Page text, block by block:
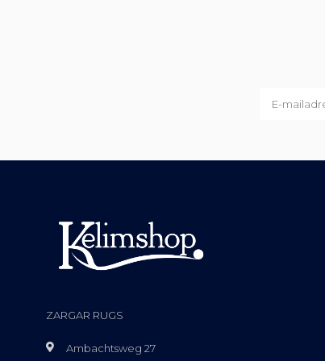
ZARGAR RUGS
Ambachtsweg 27